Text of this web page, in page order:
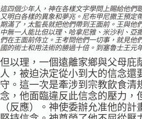
這四個少年人，神在各樣文字學問上賜給他們
又明白各樣的異象和夢兆。尼布甲尼撒王預定
期滿了，太監長就把他們帶到王面前。王與他
中無一人能比但以理、哈拿尼雅、米沙利、亞
們在王面前侍立。王考問他們一切事，就見他
國的術士和用法術的勝過十倍。到塞魯士王元
但以理，一個遠離家鄉與父母庇
人，被迫決定從小到大的信念還
守。這一次是牽涉到宗教飲食清
念，他面臨違反此信念的壓力，
（反應）。神使委辦允准他的計